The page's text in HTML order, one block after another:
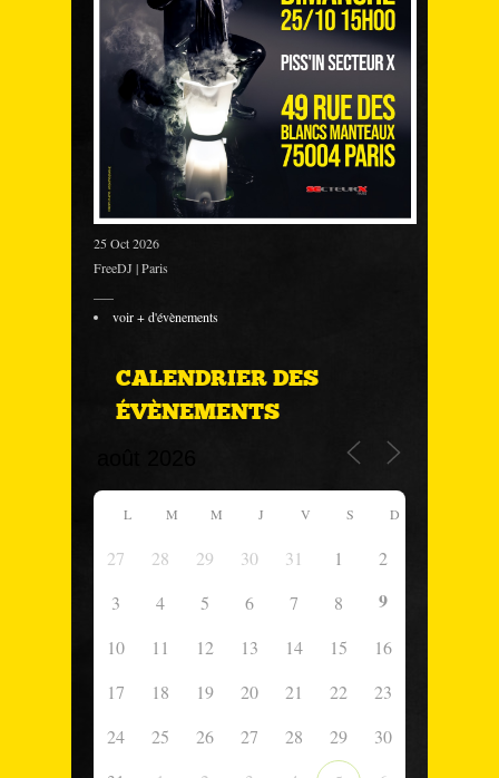
25 Oct 2026
FreeDJ | Paris
voir + d'évènements
CALENDRIER DES
ÉVÈNEMENTS
L M M J V S D
27 28 29 30 31 1
2
3
4 5 6 7 8 9
10 11 12 13 14 15
16
17
18 19 20 21 22
23
24
25 26 27 28 29
30